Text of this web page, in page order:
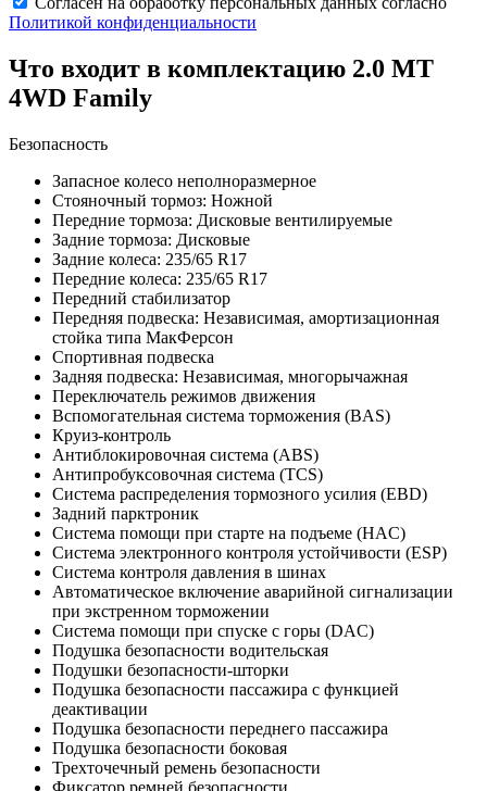
Политикой конфиденциальности
Что входит в комплектацию 2.0 MT
4WD Family
Безопасность
Запасное колесо неполноразмерное
Стояночный тормоз: Ножной
Передние тормоза: Дисковые вентилируемые
Задние тормоза: Дисковые
Задние колеса: 235/65 R17
Передние колеса: 235/65 R17
Передний стабилизатор
Передняя подвеска: Независимая, амортизационная
стойка типа МакФерсон
Спортивная подвеска
Задняя подвеска: Независимая, многорычажная
Переключатель режимов движения
Вспомогательная система торможения (BAS)
Круиз-контроль
Антиблокировочная система (ABS)
Антипробуксовочная система (TCS)
Система распределения тормозного усилия (EBD)
Задний парктроник
Система помощи при старте на подъеме (HAC)
Система электронного контроля устойчивости (ESP)
Система контроля давления в шинах
Автоматическое включение аварийной сигнализации
при экстренном торможении
Система помощи при спуске с горы (DAC)
Подушка безопасности водительская
Подушки безопасности-шторки
Подушка безопасности пассажира с функцией
деактивации
Подушка безопасности переднего пассажира
Подушка безопасности боковая
Трехточечный ремень безопасности